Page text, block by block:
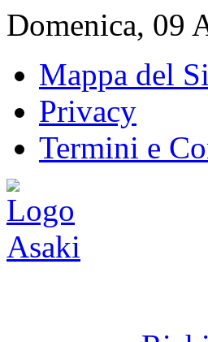
Domenica, 09
Mappa del
Privacy
Termini e